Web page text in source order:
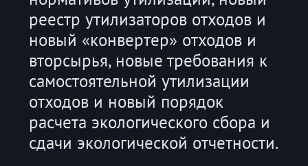
реестр утилизаторов отходов и
новый «конвертер» отходов и
вторсырья, новые требования к
самостоятельной утилизации
отходов и новый порядок
расчета экологического сбора и
сдачи экологической отчетности.